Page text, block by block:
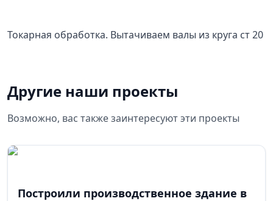
Токарная обработка. Вытачиваем валы из круга ст 20
Другие наши проекты
Возможно, вас также заинтересуют эти проекты
Построили производственное здание в